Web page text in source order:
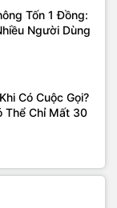
Tốn 1 Đồng:
Người Dùng
Có Cuộc Gọi?
Thể Chỉ Mất 30